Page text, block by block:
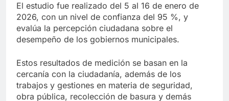
El estudio fue realizado del 5 al 16 de enero de
2026, con un nivel de confianza del 95 %, y
evalúa la percepción ciudadana sobre el
desempeño de los gobiernos municipales.
Estos resultados de medición se basan en la
cercanía con la ciudadanía, además de los
trabajos y gestiones en materia de seguridad,
obra pública, recolección de basura y demás